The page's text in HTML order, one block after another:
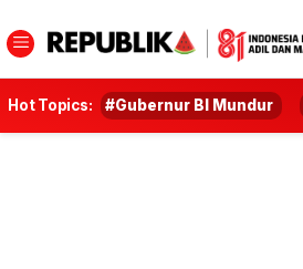
Hot Topics: #Gubernur BI Mundur